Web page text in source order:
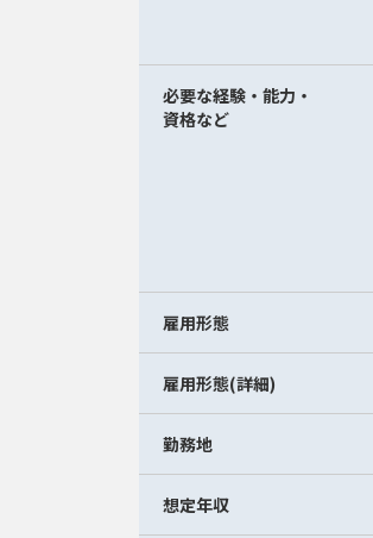
必要な経験・能力・
資格など
雇用形態
雇用形態(詳細)
勤務地
想定年収